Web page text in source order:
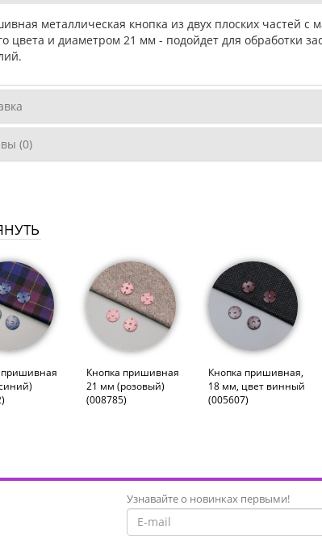
металлическая кнопка из двух плоских частей с
цвета и диаметром 21 мм - подойдет для обработки
(0)
пришивная
Кнопка пришивная
21 мм (розовый)
(008785)
Кнопка пришивная,
18 мм, цвет винный
(005607)
Узнавайте о новинках первыми!